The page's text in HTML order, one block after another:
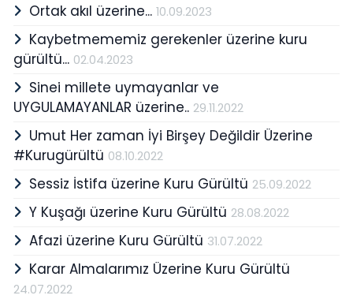
Ortak akıl üzerine... 10.09.2023
Kaybetmememiz gerekenler üzerine kuru
gürültü... 02.04.2023
Sinei millete uymayanlar ve
UYGULAMAYANLAR üzerine.. 29.11.2022
Umut Her zaman İyi Birşey Değildir Üzerine
#Kurugürültü 08.10.2022
Sessiz İstifa üzerine Kuru Gürültü 25.09.2022
Y Kuşağı üzerine Kuru Gürültü 28.08.2022
Afazi üzerine Kuru Gürültü 31.07.2022
Karar Almalarımız Üzerine Kuru Gürültü
24.07.2022